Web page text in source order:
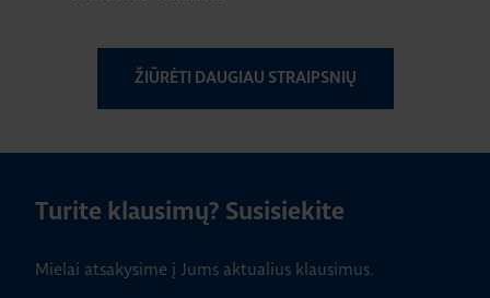
ŽIŪRĖTI DAUGIAU STRAIPSNIŲ
Turite klausimų? Susisiekite
Mielai atsakysime į Jums aktualius klausimus.